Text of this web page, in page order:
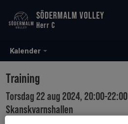
Kalender
SÖDERMALM VOLLEY
Herr C
Training
Torsdag 22 aug 2024, 20:00-22:00
Skanskvarnshallen